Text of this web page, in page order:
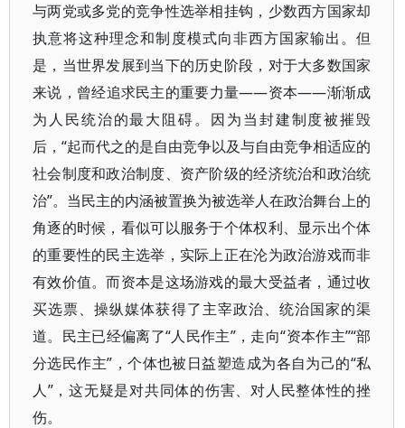
与两党或多党的竞争性选举相挂钩，少数西方国家却
执意将这种理念和制度模式向非西方国家输出。但
是，当世界发展到当下的历史阶段，对于大多数国家
来说，曾经追求民主的重要力量——资本——渐渐成
为人民统治的最大阻碍。因为当封建制度被摧毁
后，“起而代之的是自由竞争以及与自由竞争相适应的
社会制度和政治制度、资产阶级的经济统治和政治统
治”。当民主的内涵被置换为被选举人在政治舞台上的
角逐的时候，看似可以服务于个体权利、显示出个体
的重要性的民主选举，实际上正在沦为政治游戏而非
有效价值。而资本是这场游戏的最大受益者，通过收
买选票、操纵媒体获得了主宰政治、统治国家的渠
道。民主已经偏离了“人民作主”，走向“资本作主”“部
分选民作主”，个体也被日益塑造成为各自为己的“私
人”，这无疑是对共同体的伤害、对人民整体性的挫
伤。